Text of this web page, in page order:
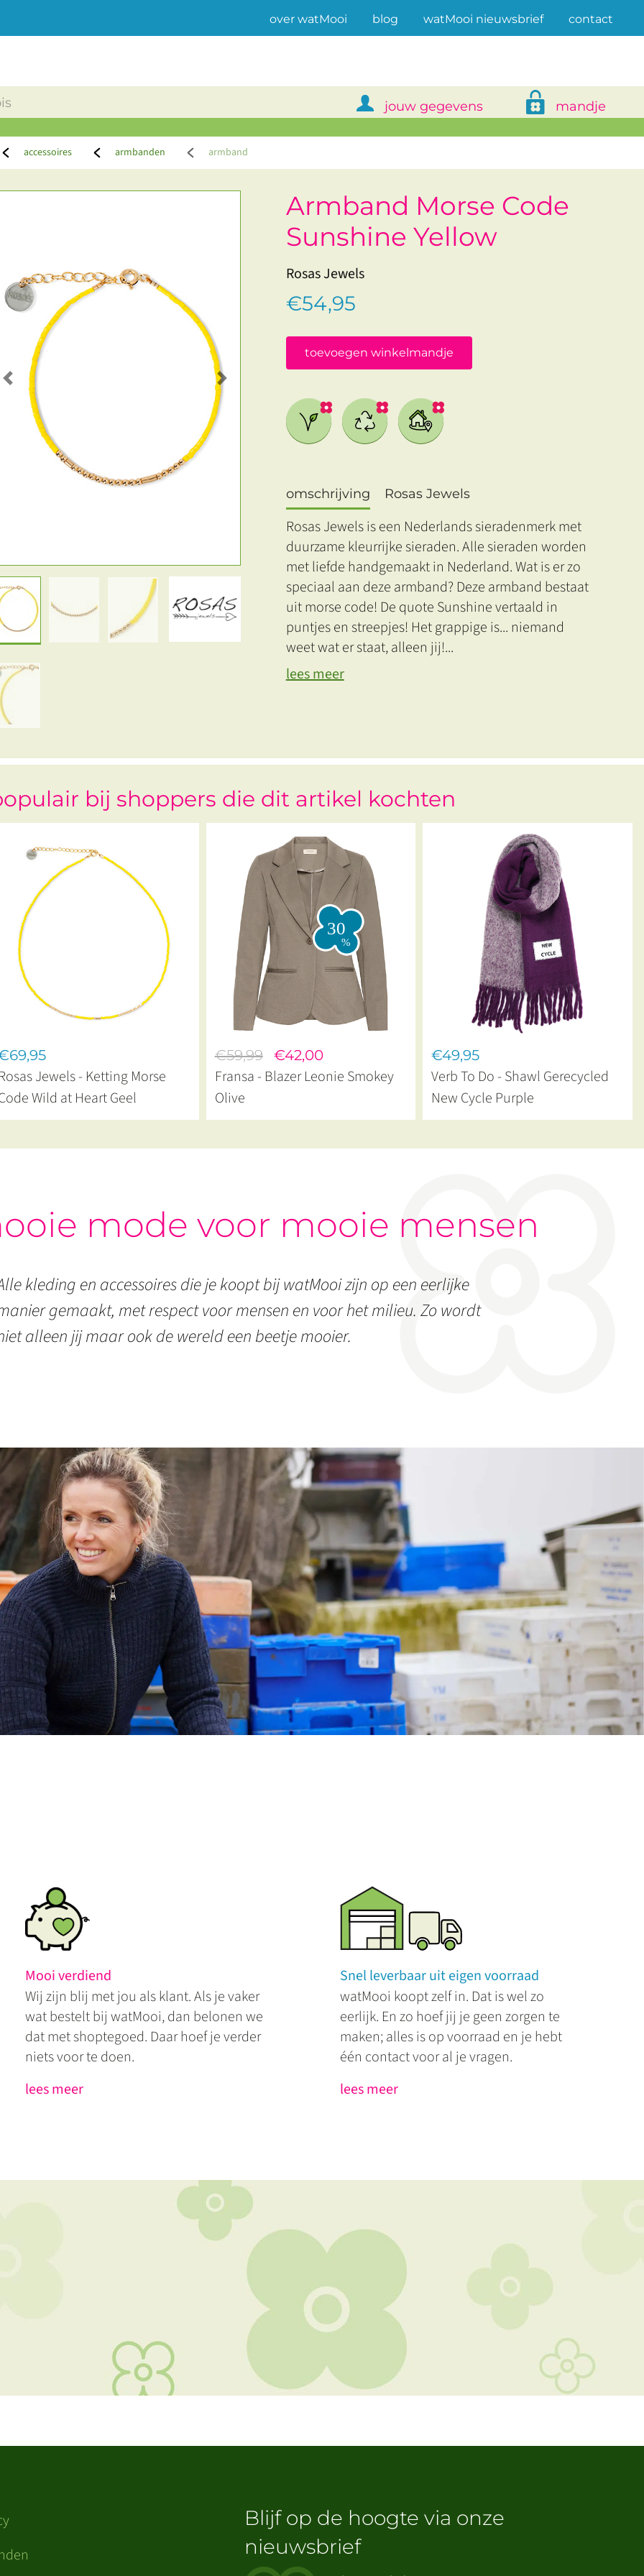
over watMooi(current)
blog watMooi nieuwsbrief contact
jouw gegevens mandje
accessoires armbanden armband
Previous Next
Armband Morse Code
Sunshine Yellow
Rosas Jewels
€54,95
toevoegen winkelmandje
omschrijving Rosas Jewels
Rosas Jewels is een Nederlands sieradenmerk met
duurzame kleurrijke sieraden. Alle sieraden worden
met liefde handgemaakt in Nederland. Wat is er zo
speciaal aan deze armband? Deze armband bestaat
uit morse code! De quote Sunshine vertaald in
puntjes en streepjes! Het grappige is... niemand
weet wat er staat, alleen jij!...
lees meer
bij shoppers die dit artikel kochten
Jewels - Ketting Morse
Wild at Heart Geel
€59,99 €42,00
Fransa - Blazer Leonie Smokey
Olive
€49,95
Verb To Do - Shawl Gerecycled
New Cycle Purple
mode voor mooie mensen
kleding en accessoires die je koopt bij watMooi zijn op een eerlijke
gemaakt, met respect voor mensen en voor het milieu. Zo wordt
alleen jij maar ook de wereld een beetje mooier.
Mooi verdiend
Wij zijn blij met jou als klant. Als je vaker
wat bestelt bij watMooi, dan belonen we
dat met shoptegoed. Daar hoef je verder
niets voor te doen.
lees meer
Snel leverbaar uit eigen voorraad
watMooi koopt zelf in. Dat is wel zo
eerlijk. En zo hoef jij je geen zorgen te
maken; alles is op voorraad en je hebt
één contact voor al je vragen.
lees meer
Blijf op de hoogte via onze
nieuwsbrief